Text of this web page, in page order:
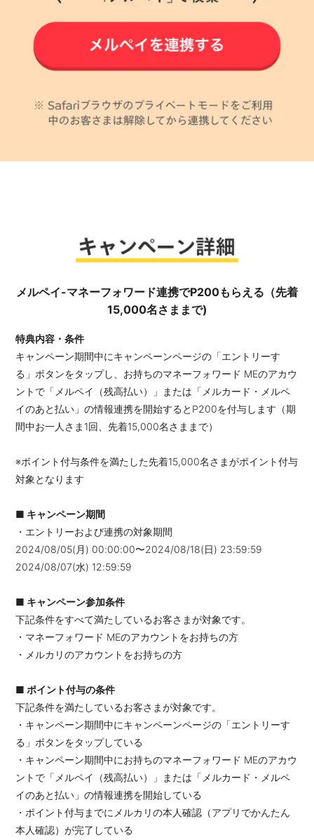
メルペイ-マネーフォワード連携でP200もらえる（先着
15,000名さままで)
特典内容・条件
キャンペーン期間中にキャンペーンページの「エントリーす
る」ボタンをタップし、お持ちのマネーフォワード MEのアカウ
ントで「メルペイ（残高払い）」または「メルカード・メルペ
イのあと払い」の情報連携を開始するとP200を付与します（期
間中お一人さま1回、先着15,000名さままで）
※ポイント付与条件を満たした先着15,000名さまがポイント付与
対象となります
■ キャンペーン期間
・エントリーおよび連携の対象期間
2024/08/05(月) 00:00:00〜2024/08/18(日) 23:59:59
2024/08/07(水) 12:59:59
■ キャンペーン参加条件
下記条件をすべて満たしているお客さまが対象です。
・マネーフォワード MEのアカウントをお持ちの方
・メルカリのアカウントをお持ちの方
■ ポイント付与の条件
下記条件を満たしているお客さまが対象です。
・キャンペーン期間中にキャンペーンページの「エントリーす
る」ボタンをタップしている
・キャンペーン期間中にお持ちのマネーフォワード MEのアカウ
ントで「メルペイ（残高払い）」または「メルカード・メルペ
イのあと払い」の情報連携を開始している
・ポイント付与までにメルカリの本人確認（アプリでかんたん
本人確認）が完了している